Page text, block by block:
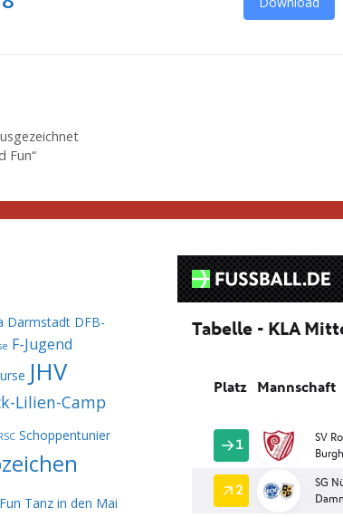
Fun“
Darmstadt DFB-
F-Jugend
JHV
Lilien-Camp
Schoppentunier
Tanz in den Mai